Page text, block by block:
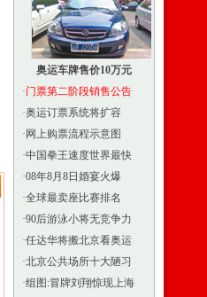
奥运车牌售价10万元
·门票第二阶段销售公告
·奥运订票系统将扩容
· 网上购票流程示意图
·中国拳王速度世界最快
·08年8月8日婚宴火爆
·全球最卖座比赛排名
·90后游泳小将无竞争力
·任达华将搬北京看奥运
·北京公共场所十大陋习
·组图:冒牌刘翔惊现上海